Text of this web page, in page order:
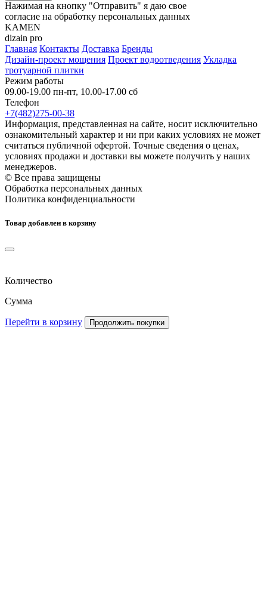
Нажимая на кнопку "Отправить" я даю свое
согласие на обработку персональных данных
KAMEN
dizain pro
Главная Контакты Доставка Бренды
Дизайн-проект мощения Проект водоотведения Укладка
тротуарной плитки
Режим работы
09.00-19.00 пн-пт, 10.00-17.00 сб
Телефон
+7(482)275-00-38
Информация, представленная на сайте, носит исключительно
ознакомительный характер и ни при каких условиях не может
считаться публичной офертой. Точные сведения о ценах,
условиях продажи и доставки вы можете получить у наших
менеджеров.
© Все права защищены
Обработка персональных данных
Политика конфиденциальности
Товар добавлен в корзину
Количество
Сумма
Перейти в корзину Продолжить покупки